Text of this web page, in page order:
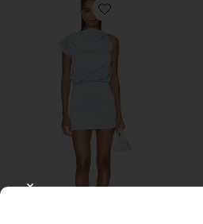
Favorite SALEM ドレス